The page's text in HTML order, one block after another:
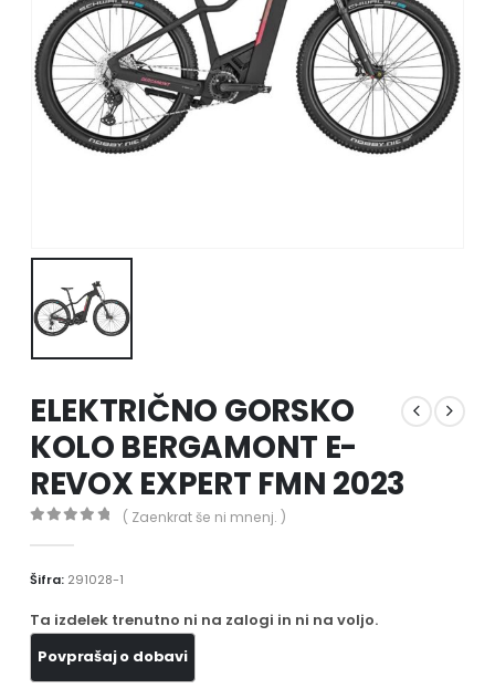
ELEKTRIČNO GORSKO
KOLO BERGAMONT E-
REVOX EXPERT FMN 2023
( Zaenkrat še ni mnenj. )
Šifra: 291028-1
Ta izdelek trenutno ni na zalogi in ni na voljo.